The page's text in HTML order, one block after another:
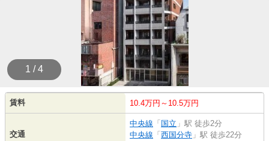
1 / 4
賃料 10.4万円～10.5万円
交通
中央線 「 国立 」駅 徒歩2分
中央線 「 西国分寺 」駅 徒歩22分